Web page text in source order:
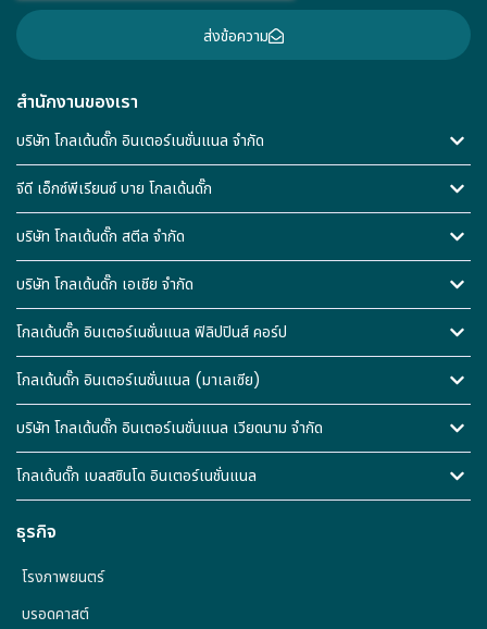
สำนักงานของเรา
บริษัท โกลเด้นดั๊ก อินเตอร์เนชั่นแนล จำกัด
จีดี เอ็กซ์พีเรียนซ์ บาย โกลเด้นดั๊ก
บริษัท โกลเด้นดั๊ก สตีล จำกัด
บริษัท โกลเด้นดั๊ก เอเชีย จำกัด
โกลเด้นดั๊ก อินเตอร์เนชั่นแนล ฟิลิปปินส์ คอร์ป
โกลเด้นดั๊ก อินเตอร์เนชั่นแนล (มาเลเซีย)
บริษัท โกลเด้นดั๊ก อินเตอร์เนชั่นแนล เวียดนาม จำกัด
โกลเด้นดั๊ก เบลสซินโด อินเตอร์เนชั่นแนล
ธุรกิจ
บรอดคาสต์
โรงภาพยนตร์
ส่งข้อความ